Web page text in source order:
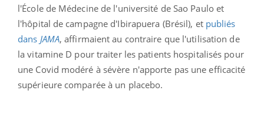
l'École de Médecine de l'université de Sao Paulo et
l'hôpital de campagne d'Ibirapuera (Brésil), et publiés
dans JAMA, affirmaient au contraire que l'utilisation de
la vitamine D pour traiter les patients hospitalisés pour
une Covid modéré à sévère n'apporte pas une efficacité
supérieure comparée à un placebo.